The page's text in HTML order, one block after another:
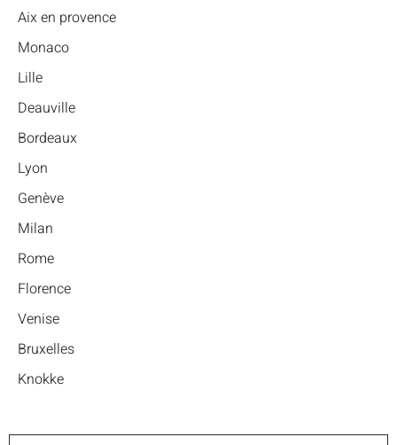
Aix en provence
Monaco
Lille
Deauville
Bordeaux
Lyon
Genève
Milan
Rome
Florence
Venise
Bruxelles
Knokke